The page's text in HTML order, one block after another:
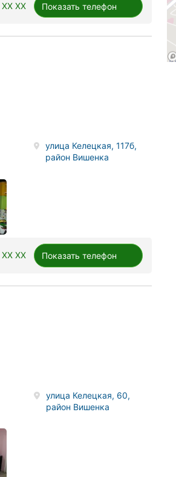
XX XX Показать телефон
улица Келецкая, 117б,
район Вишенка
XX XX Показать телефон
улица Келецкая, 60,
район Вишенка